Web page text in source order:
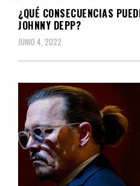
¿QUÉ CONSECUENCIAS
JOHNNY DEPP?
JUNIO 4, 2022